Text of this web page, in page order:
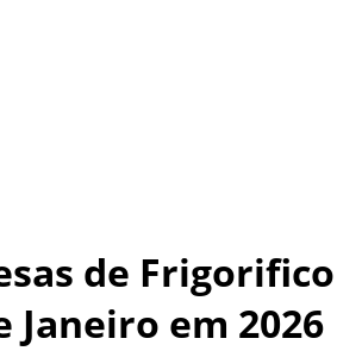
de Frigorifico
Janeiro em 2026